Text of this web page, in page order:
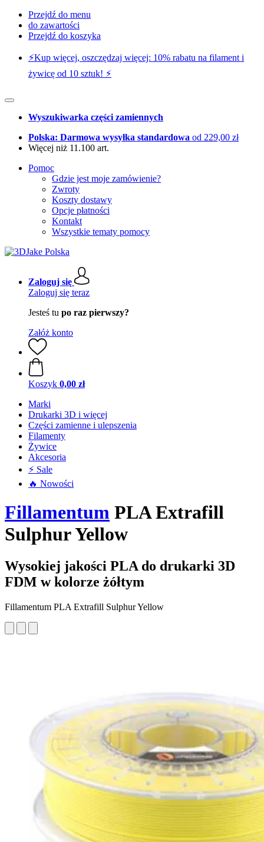
Przejdź do menu
do zawartości
Przejdź do koszyka
⚡️Kup więcej, oszczędzaj więcej: 10% rabatu na filament i
żywicę od 10 sztuk! ⚡️
Wyszukiwarka części zamiennych
Polska: Darmowa wysyłka standardowa od 229,00 zł
Więcej niż 11.100 art.
Pomoc
Gdzie jest moje zamówienie?
Zwroty
Koszty dostawy
Opcje płatności
Kontakt
Wszystkie tematy pomocy
Zaloguj się
Zaloguj się teraz
Jesteś tu po raz pierwszy?
Załóż konto
Koszyk 0,00 zł
Marki
Drukarki 3D i więcej
Części zamienne i ulepszenia
Filamenty
Żywice
Akcesoria
⚡ Sale
🔥 Nowości
Fillamentum PLA Extrafill
Sulphur Yellow
Wysokiej jakości PLA do drukarki 3D
FDM w kolorze żółtym
Fillamentum PLA Extrafill Sulphur Yellow